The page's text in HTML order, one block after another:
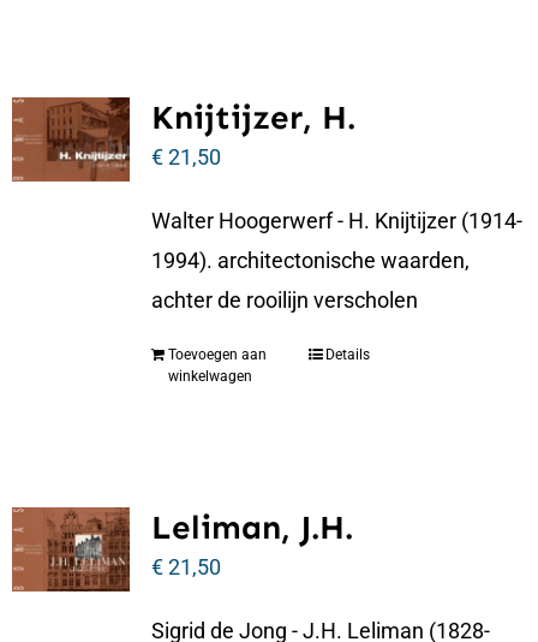
Knijtijzer, H.
€21,50
Walter Hoogerwerf - H. Knijtijzer (1914-
1994). architectonische waarden,
achter de rooilijn verscholen
Toevoegen aan
winkelwagen
Details
Leliman, J.H.
€21,50
Sigrid de Jong - J.H. Leliman (1828-